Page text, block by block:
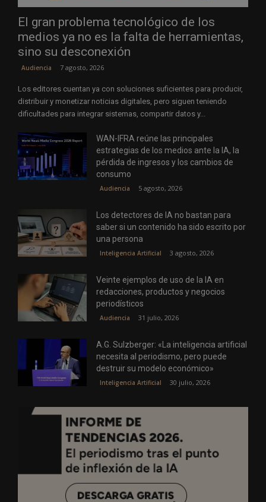
El gran problema tecnológico de los
medios ya no es la falta de herramientas,
sino su desconexión
Audiencia 7 agosto, 2026
Los editores cuentan ya con soluciones suficientes para producir,
distribuir y monetizar noticias digitales, pero siguen teniendo
dificultades para integrar sistemas, compartir datos y...
WAN-IFRA reúne las principales
estrategias de los medios ante la IA, la
pérdida de ingresos y los cambios de
consumo
Audiencia 5 agosto, 2026
Los detectores de IA no bastan para
saber si un contenido ha sido escrito por
una persona
Inteligencia Artificial 3 agosto, 2026
Veinte ejemplos de uso de la IA en
redacciones, productos y negocios
periodísticos
Audiencia 31 julio, 2026
A.G. Sulzberger: «La inteligencia artificial
necesita al periodismo, pero puede
destruir su modelo económico»
Inteligencia Artificial 30 julio, 2026